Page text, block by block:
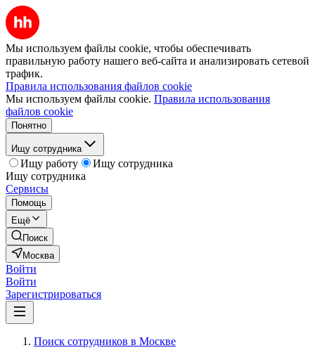
Мы используем файлы cookie, чтобы обеспечивать
правильную работу нашего веб-сайта и анализировать сетевой
трафик.
Правила использования файлов cookie
Мы используем файлы cookie. Правила использования
файлов cookie
Понятно
Ищу сотрудника
Ищу работу
Ищу сотрудника
Ищу сотрудника
Сервисы
Помощь
Ещё
Поиск
Москва
Войти
Войти
Зарегистрироваться
Поиск сотрудников в Москве